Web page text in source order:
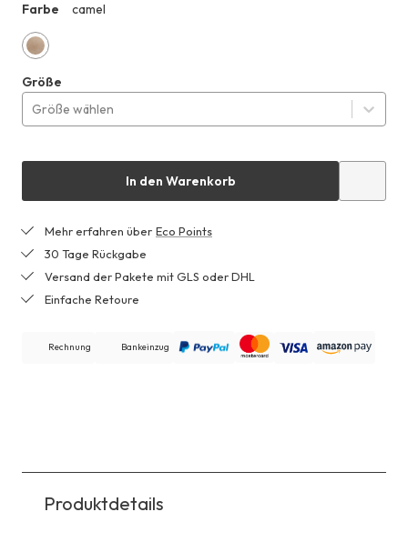
99,99 €
anstatt
199,99 €
Farbe
camel
Größe
Größe wählen
In den Warenkorb
Mehr erfahren über Eco Points
30 Tage Rückgabe
Versand der Pakete mit GLS oder DHL
Einfache Retoure
Rechnung Bankeinzug
Produktdetails